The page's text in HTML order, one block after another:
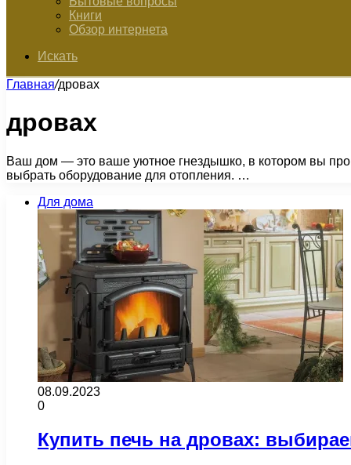
Книги
Обзор интернета
Искать
Главная/дровах
дровах
Ваш дом — это ваше уютное гнездышко, в котором вы
выбрать оборудование для отопления. …
Для дома
08.09.2023
0
Купить печь на дровах: